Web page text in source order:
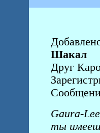
Шакал
Друг
Gaura-
ты